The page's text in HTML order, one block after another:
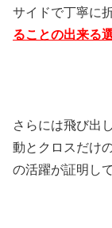
サイドで丁寧に
ることの出来る
さらには飛び出
動とクロスだけ
の活躍が証明し